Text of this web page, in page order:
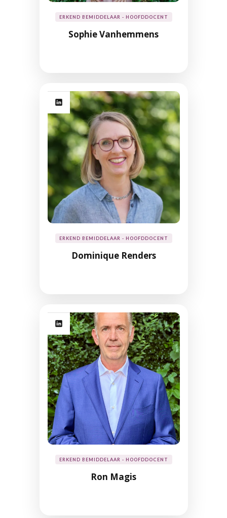
ERKEND BEMIDDELAAR - HOOFDDOCENT
Sophie Vanhemmens
ERKEND BEMIDDELAAR - HOOFDDOCENT
Dominique Renders
ERKEND BEMIDDELAAR - HOOFDDOCENT
Ron Magis